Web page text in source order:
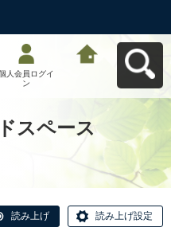
人会員ログイ
ン
スペース
読み上げ 読み上げ設定